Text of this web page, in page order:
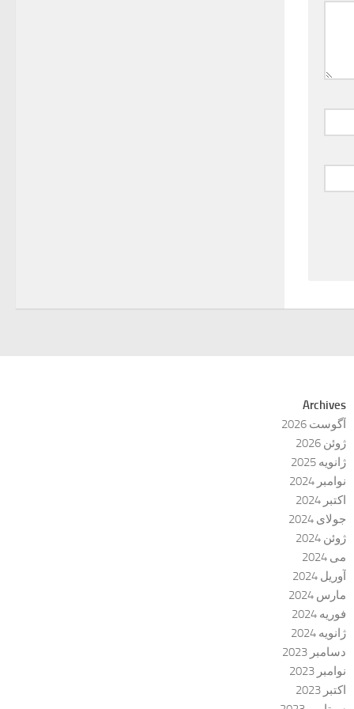
Archives
آگوست 2026
ژوئن 2026
ژانویه 2025
نوامبر 2024
اکتبر 2024
جولای 2024
ژوئن 2024
می 2024
آوریل 2024
مارس 2024
فوریه 2024
ژانویه 2024
دسامبر 2023
نوامبر 2023
اکتبر 2023